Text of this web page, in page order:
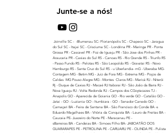
Junte-se a nós!
Joinville SC - -Blumenau SC- Florianópolis SC - Chapeco SC - Jaragua
do Sul SC - Itajai SC - Crisciuma SC - Londrina PR - Maringa PR - Ponta
Grossa PR - Cascavel PR - Foz de Iguaçu PR - São Jose dos Pinhas PR -
Araucaria PR - Caxias do Sul RS - Canoas RS - Rio Grande RS - Triunfo RS
- Passo Fundo RS - Pelotas RS - São Leopoldo RS - Gravatai RS - Novo
Hamburgo RS - Santa Cruz do Sul RS - u Uberlandia- mG - Uberaba MG-
Contagem MG - Betim MG - Juiz de Fora MG - Extrema MG - Poços de
Caldas MG Pouso Alegre MG - Montes Claros MG - Maricá RJ - Niterói
Rj - Duque de Caxias RJ - Macaé RJ Itaborai RJ - São Joâo da Barra RJ -
Nova Iguaçu RJ - Volta Redonda RJ - Campos dos CGoytacazes TJ -
Anapolis GO - Aparecida de Goiania GO - Rio verde GO - Catalão GO -
Jatai - GO - Luziania GO - Itumbiara - GO - Senador Canedo GO -
Camaçari BA - Feira de Santana BA - São Francisco do Conde BA -s
Eduardo Magalhaes BA - Vitória da Conquista BA - Lauro de Freitas BA -
Caucaia PE- Juazeiro do Norte PE - Maracanau PE -
sBarreiras BA - Candeias BA - Simoes Filho BA- JABOATÃO DOS
GUARARAPES PE - PETROLINA PE - CARUARU PE - OLINDA PE - Pulista